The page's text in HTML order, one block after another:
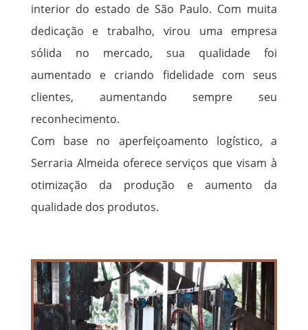
interior do estado de São Paulo. Com muita
dedicação e trabalho, virou uma empresa
sólida no mercado, sua qualidade foi
aumentado e criando fidelidade com seus
clientes, aumentando sempre seu
reconhecimento.
Com base no aperfeiçoamento logístico, a
Serraria Almeida oferece serviços que visam à
otimização da produção e aumento da
qualidade dos produtos.